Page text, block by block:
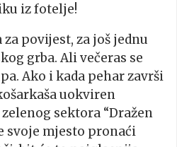
iz fotelje!
za povijest, za još jednu
grba. Ali večeras se
Ako i kada pehar završi
uokviren
sektora “Dražen
svoje mjesto pronaći